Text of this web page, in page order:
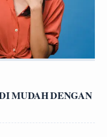
MUDAH DENGAN